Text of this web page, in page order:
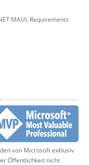
MAUI, Requirements
von Microsoft exklusiv
Öffentlichkeit nicht